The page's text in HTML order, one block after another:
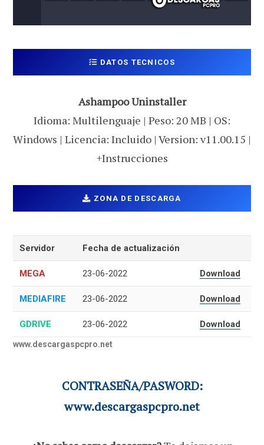
DATOS TECNICOS
Ashampoo Uninstaller
Idioma: Multilenguaje | Peso: 20 MB | OS:
Windows | Licencia: Incluido | Version: v11.00.15 |
+Instrucciones
ZONA DE DESCARGA
Servidor Fecha de actualización
MEGA 23-06-2022 Download
MEDIAFIRE 23-06-2022 Download
GDRIVE 23-06-2022 Download
www.descargaspcpro.net
CONTRASEÑA/PASWORD:
www.descargaspcpro.net